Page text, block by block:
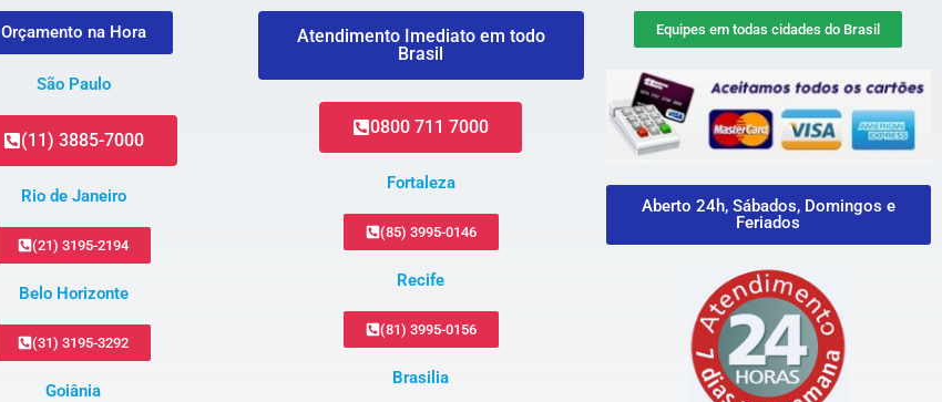
Orçamento na Hora
São Paulo
(11) 3885-7000
Rio de Janeiro
(21) 3195-2194
Belo Horizonte
(31) 3195-3292
Goiânia
Atendimento Imediato em todo
Brasil
0800 711 7000
Fortaleza
(85) 3995-0146
Recife
(81) 3995-0156
Brasilia
Equipes em todas cidades do Brasil
Aberto 24h, Sábados, Domingos e
Feriados